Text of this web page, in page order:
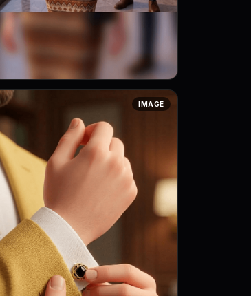
Art style: 3D анимация с мягким
освещением. Таша отворачивается от
Маркуса, ее взгляд устремлен куда-то
в сторону. Она выглядит раздраже...
IMAGE